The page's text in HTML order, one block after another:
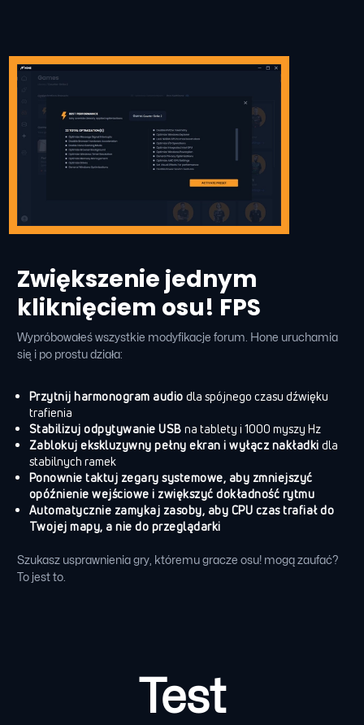
Zwiększenie jednym
kliknięciem osu! FPS
Wypróbowałeś wszystkie modyfikacje forum. Hone uruchamia
się i po prostu działa:
Przytnij harmonogram audio dla spójnego czasu dźwięku
trafienia
Stabilizuj odpytywanie USB na tablety i 1000 myszy Hz
Zablokuj ekskluzywny pełny ekran i wyłącz nakładki dla
stabilnych ramek
Ponownie taktuj zegary systemowe, aby zmniejszyć
opóźnienie wejściowe i zwiększyć dokładność rytmu
Automatycznie zamykaj zasoby, aby CPU czas trafiał do
Twojej mapy, a nie do przeglądarki
Szukasz usprawnienia gry, któremu gracze osu! mogą zaufać?
To jest to.
Test